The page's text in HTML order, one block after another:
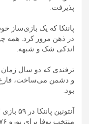
پذیرفت.
پاننکا که یک بازی‌ساز
در ذهن مرور کرد. همه
اندکی شک و شبهه.
ترفندی که دو سال زمان
و دشمن می‌ساخت، فارغ
بود.
منتخب یوفا برای یورو ۱۹۷۶ قرار گرفت